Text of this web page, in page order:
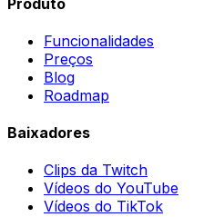
Funcionalidades
Preços
Blog
Roadmap
Baixadores
Clips da Twitch
Vídeos do YouTube
Vídeos do TikTok